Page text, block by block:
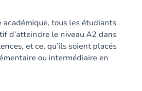
académique, tous les étudiants
d’atteindre le niveau A2 dans
et ce, qu’ils soient placés
ou intermédiaire en